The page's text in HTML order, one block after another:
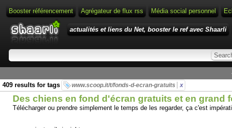
Booster référencement Agrégateur de flux rss Média social personnel
actualités et liens du Net, booster le ref avec Shaarli
409 results for tags
www.scoop.it/t/fonds-d-ecran-gratuits x
Des chiens en fond d'écran gratuits et en grand
Télécharger ou prendre simplement le temps de les regarder, ça c'est